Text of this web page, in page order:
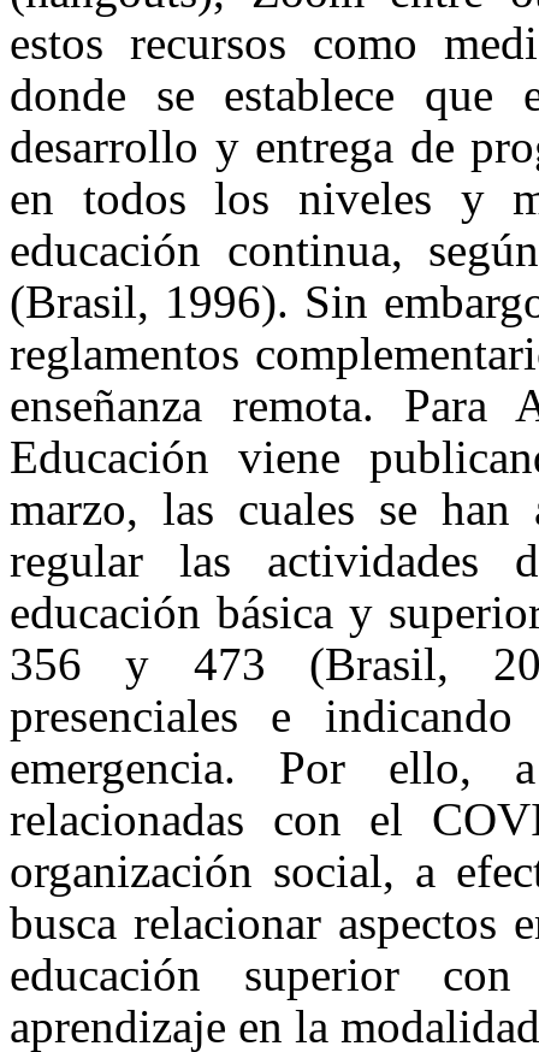
estos recursos como
donde se establece
desarrollo y entrega de
en todos los niveles y
educación continua,
(Brasil, 1996). Sin
reglamentos
enseñanza remota.
Educación viene
marzo, las cuales se han
regular las actividades
educación básica y
356 y 473 (Brasil,
presenciales e
emergencia. Por ello,
relacionadas con el
organización social, a
busca relacionar aspectos
educación superior
aprendizaje en la